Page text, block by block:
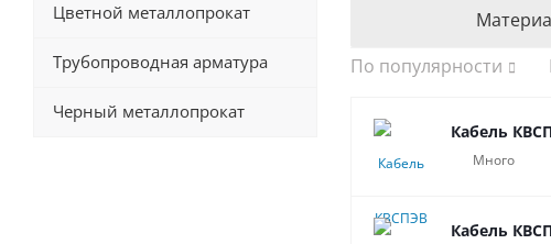
По популярности
Кабель
Много
Кабель
Цветной металлопрокат
Трубопроводная арматура
Черный металлопрокат